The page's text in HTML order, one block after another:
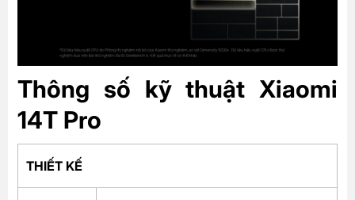
Thông số kỹ thuật Xiaomi
14T Pro
THIẾT KẾ